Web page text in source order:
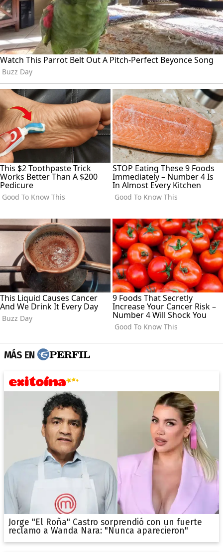
MÁS EN
Jorge "El Roña" Castro sorprendió con un fuerte
reclamo a Wanda Nara: "Nunca aparecieron"